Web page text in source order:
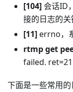
[104] 会话ID
接的日志的
[11]errno，
rtmp get
failed.
下面是一些常用